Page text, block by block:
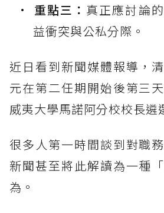
重點三： 真正應討論
益衝突與公私分際。
近日看到新聞媒體報導，
元在第二任期開始後第三
威夷大學馬諾阿分校校長遴
很多人第一時間談到對職
新聞甚至將此解讀為一種
為。